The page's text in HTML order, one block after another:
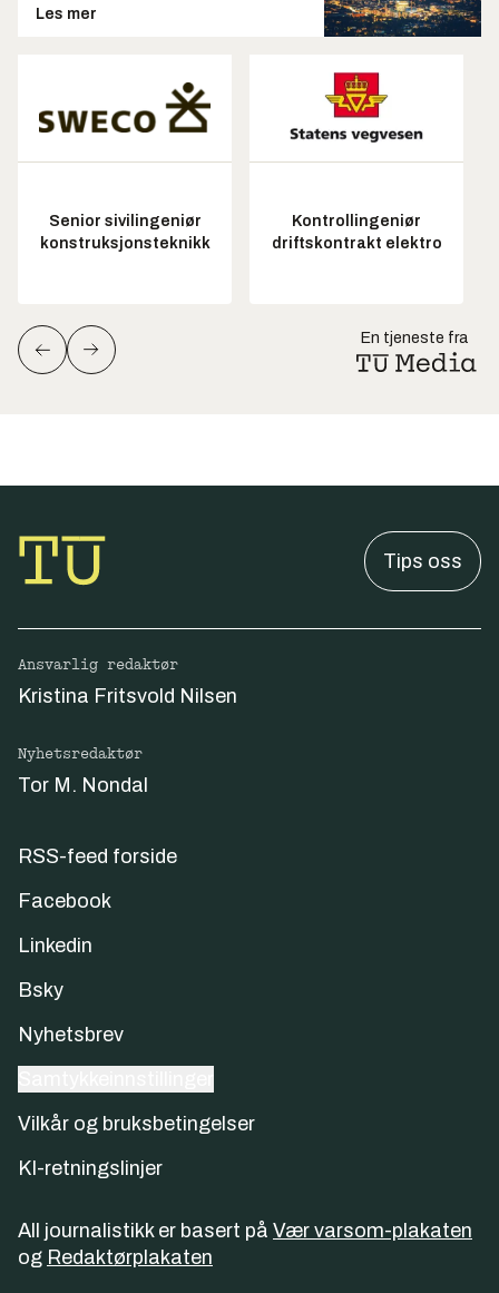
Les mer
Senior sivilingeniør
konstruksjonsteknikk
Kontrollingeniør
driftskontrakt elektro
En tjeneste fra
Tips oss
Ansvarlig redaktør
Kristina Fritsvold Nilsen
Nyhetsredaktør
Tor M. Nondal
RSS-feed forside
Facebook
Linkedin
Bsky
Nyhetsbrev
Vilkår og bruksbetingelser
KI-retningslinjer
All journalistikk er basert på Vær varsom-plakaten
og Redaktørplakaten